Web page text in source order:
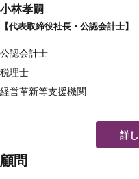
小林孝嗣
【代表取締役社長・公認会計士】
公認会計士
税理士
経営革新等支援機関
詳
顧問